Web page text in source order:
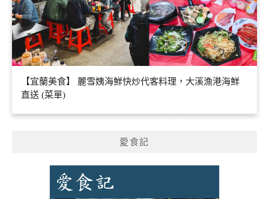
【宜蘭美食】 麗雪姨海鮮快炒代客料理，大溪漁港海鮮
直送 (菜單)
愛食記